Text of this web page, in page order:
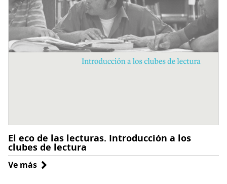
El eco de las lecturas. Introducción a los
clubes de lectura
Ve más sobre